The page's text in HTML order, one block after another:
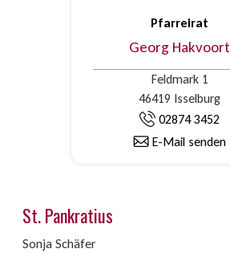
Pfarreirat
Georg Hakvoort
Feldmark 1
46419 Isselburg
02874 3452
E-Mail senden
St. Pankratius
Sonja Schäfer